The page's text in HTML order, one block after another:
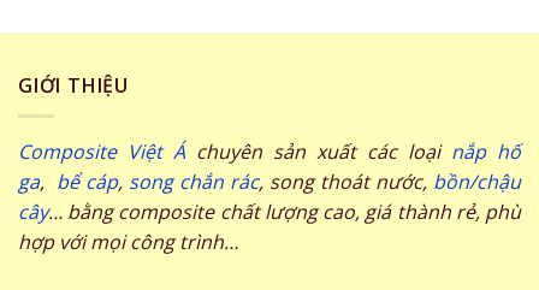
GIỚI THIỆU
Composite Việt Á chuyên sản xuất các loại nắp hố
ga, bể cáp, song chắn rác, song thoát nước, bồn/chậu
cây… bằng composite chất lượng cao, giá thành rẻ, phù
hợp với mọi công trình…